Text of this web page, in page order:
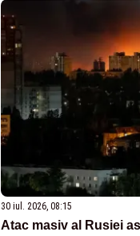
30 iul. 2026, 08:15
Atac masiv al Rusiei